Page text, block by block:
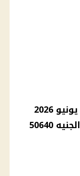
أسعار الذهب اليوم الثلاثاء 16 يونيو 2026
تستقر وعيار 21 يسجل 6330 والجنيه 50640